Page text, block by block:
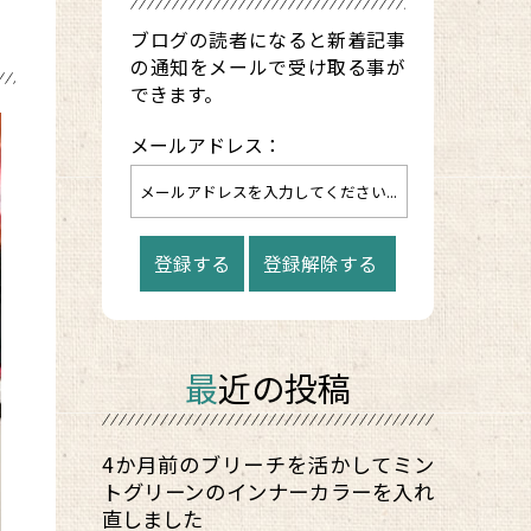
ブログの読者になると新着記事
の通知をメールで受け取る事が
できます。
メールアドレス：
最近の投稿
4か月前のブリーチを活かしてミン
トグリーンのインナーカラーを入れ
直しました